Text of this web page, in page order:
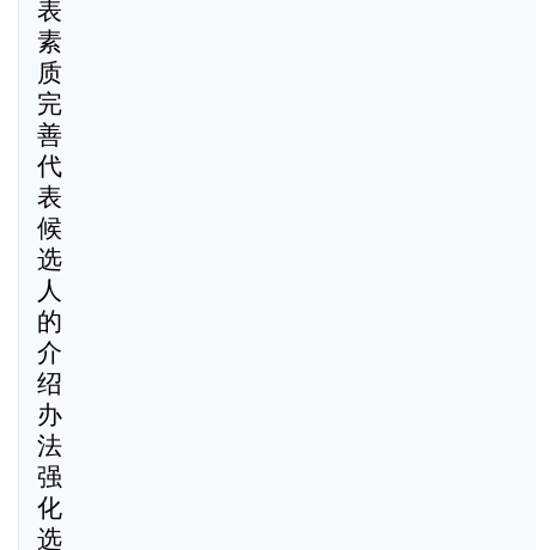
表
素
质
完
善
代
表
候
选
人
的
介
绍
办
法
强
化
选